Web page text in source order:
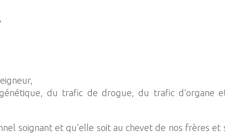
du trafic de drogue, du trafic d’organe
soignant et qu’elle soit au chevet de nos frères